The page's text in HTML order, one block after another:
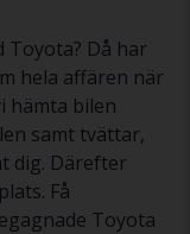
Toyota? Då har
hela affären när
hämta bilen
samt tvättar,
dig. Därefter
Få
Toyota